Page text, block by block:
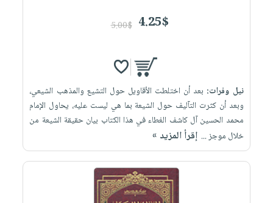
4.25$
5.00$
نيل وفرات: بعد أن اختلطت الأقاويل حول التشيع والمذهب الشيعي،
وبعد أن كثرت التآليف حول الشيعة بما هي ليست عليه، يحاول الإمام
محمد الحسين آل كاشف الغطاء في هذا الكتاب بيان حقيقة الشيعة من
خلال موجز ... إقرأ المزيد »